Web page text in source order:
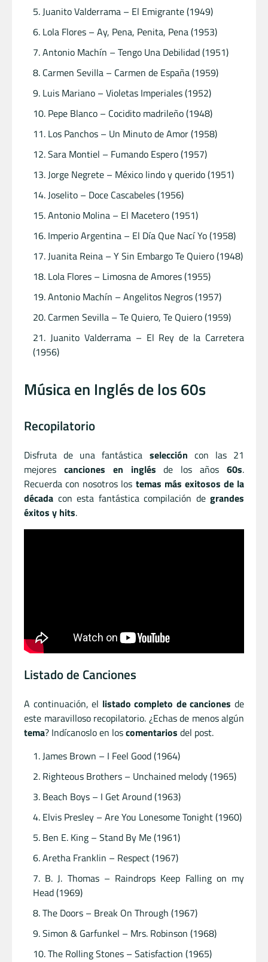
Juanito Valderrama – El Emigrante (1949)
Lola Flores – Ay, Pena, Penita, Pena (1953)
Antonio Machín – Tengo Una Debilidad (1951)
Carmen Sevilla – Carmen de España (1959)
Luis Mariano – Violetas Imperiales (1952)
Pepe Blanco – Cocidito madrileño (1948)
Los Panchos – Un Minuto de Amor (1958)
Sara Montiel – Fumando Espero (1957)
Jorge Negrete – México lindo y querido (1951)
Joselito – Doce Cascabeles (1956)
Antonio Molina – El Macetero (1951)
Imperio Argentina – El Día Que Nací Yo (1958)
Juanita Reina – Y Sin Embargo Te Quiero (1948)
Lola Flores – Limosna de Amores (1955)
Antonio Machín – Angelitos Negros (1957)
Carmen Sevilla – Te Quiero, Te Quiero (1959)
Juanito Valderrama – El Rey de la Carretera
(1956)
Música en Inglés de los 60s
Recopilatorio
Disfruta de una fantástica selección con las 21
mejores canciones en inglés de los años60s.
Recuerda con nosotros los temas más exitosos de la
década con esta fantástica compilación de grandes
éxitos y hits.
Listado de Canciones
A continuación, el listado completo de canciones de
este maravilloso recopilatorio. ¿Echas de menos algún
tema? Indícanoslo en loscomentarios del post.
James Brown – I Feel Good (1964)
Righteous Brothers – Unchained melody (1965)
Beach Boys – I Get Around (1963)
Elvis Presley – Are You Lonesome Tonight (1960)
Ben E. King – Stand By Me (1961)
Aretha Franklin – Respect (1967)
B. J. Thomas – Raindrops Keep Falling on my
Head (1969)
The Doors – Break On Through (1967)
Simon & Garfunkel – Mrs. Robinson (1968)
The Rolling Stones – Satisfaction (1965)